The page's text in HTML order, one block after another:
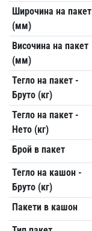
Широчина на пакет
(мм)
Височина на пакет
(мм)
Тегло на пакет -
Бруто (кг)
Тегло на пакет -
Нето (кг)
Брой в пакет
Тегло на кашон -
Бруто (кг)
Пакети в кашон